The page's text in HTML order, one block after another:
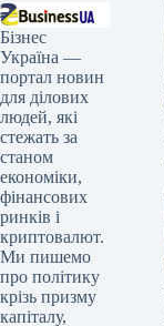
Бізнес
Україна —
портал новин
для ділових
людей, які
стежать за
станом
економіки,
фінансових
ринків і
криптовалют.
Ми пишемо
про політику
крізь призму
капіталу,